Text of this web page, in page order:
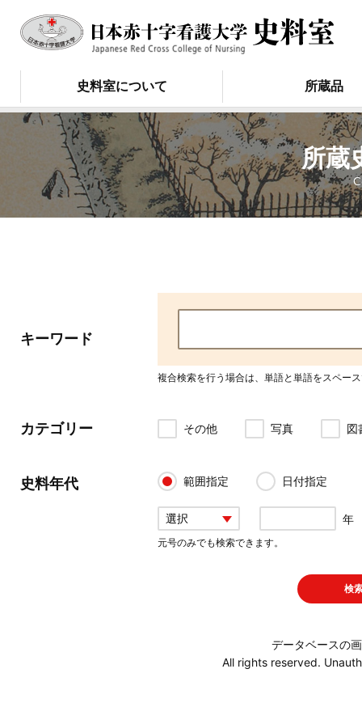
史料室について 所蔵品
所蔵
キーワード
複合検索を行う場合は、単語と単語をスペー
カテゴリー その他 写真 図
史料年代 範囲指定 日付指定
年
元号のみでも検索できます。
検
データベースの
All rights reserved.